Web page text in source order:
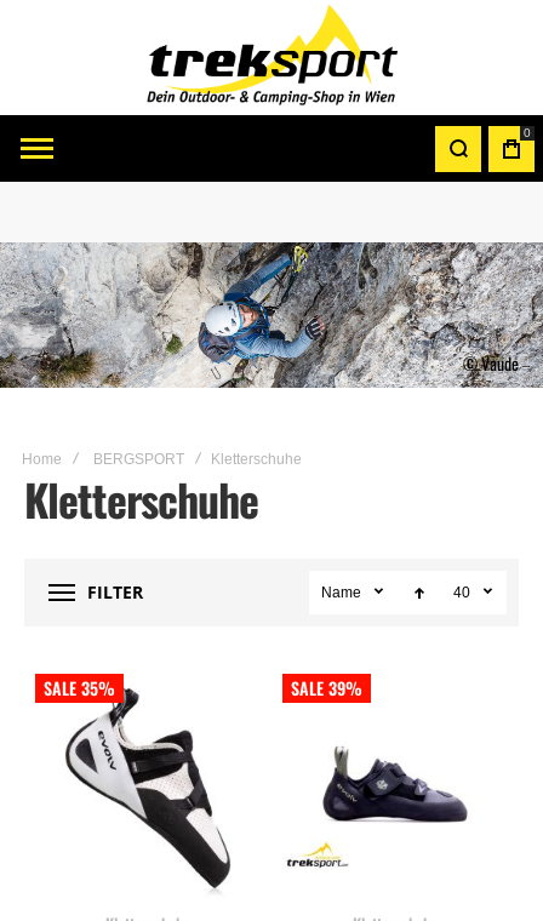
0
© Vaude
Home BERGSPORT Kletterschuhe
Kletterschuhe
FILTER Name 40
SALE 35% SALE 39%